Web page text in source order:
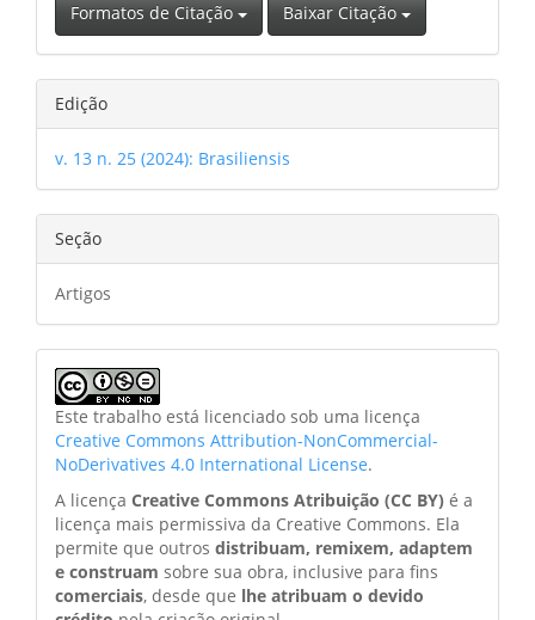
Formatos de Citação Baixar Citação
Edição
v. 13 n. 25 (2024): Brasiliensis
Seção
Artigos
Este trabalho está licenciado sob uma licença
Creative Commons Attribution-NonCommercial-
NoDerivatives 4.0 International License.
A licença Creative Commons Atribuição (CC BY) é a
licença mais permissiva da Creative Commons. Ela
permite que outros distribuam, remixem, adaptem
e construam sobre sua obra, inclusive para fins
comerciais, desde que lhe atribuam o devido